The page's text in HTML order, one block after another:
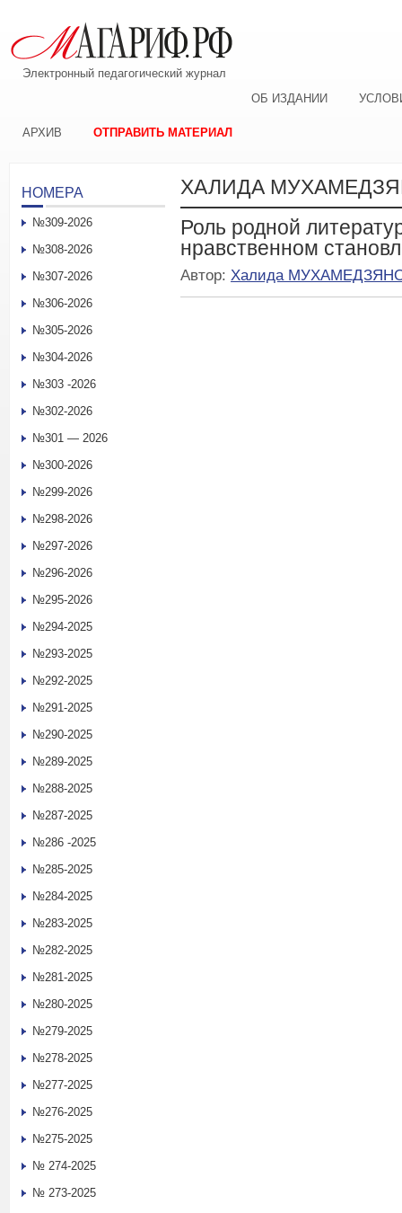
Электронный педагогический журнал
ОБ ИЗДАНИИ
АРХИВ ОТПРАВИТЬ МАТЕРИАЛ
ХАЛИДА
Роль родной
нравственном
Автор: Халида
НОМЕРА
№309-2026
№308-2026
№307-2026
№306-2026
№305-2026
№304-2026
№303 -2026
№302-2026
№301 — 2026
№300-2026
№299-2026
№298-2026
№297-2026
№296-2026
№295-2026
№294-2025
№293-2025
№292-2025
№291-2025
№290-2025
№289-2025
№288-2025
№287-2025
№286 -2025
№285-2025
№284-2025
№283-2025
№282-2025
№281-2025
№280-2025
№279-2025
№278-2025
№277-2025
№276-2025
№275-2025
№ 274-2025
№ 273-2025